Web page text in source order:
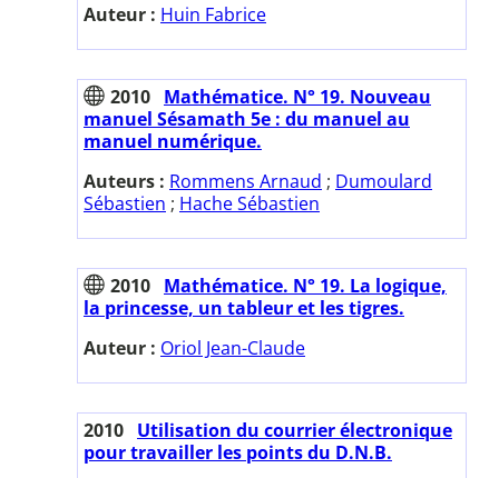
Auteur : Huin Fabrice
2010 Mathématice. N° 19. Nouveau
manuel Sésamath 5e : du manuel au
manuel numérique.
Auteurs : Rommens Arnaud ; Dumoulard
Sébastien ; Hache Sébastien
2010 Mathématice. N° 19. La logique,
la princesse, un tableur et les tigres.
Auteur : Oriol Jean-Claude
2010 Utilisation du courrier électronique
pour travailler les points du D.N.B.